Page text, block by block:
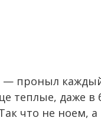
— проныл
теплые, даже в
что не ноем,